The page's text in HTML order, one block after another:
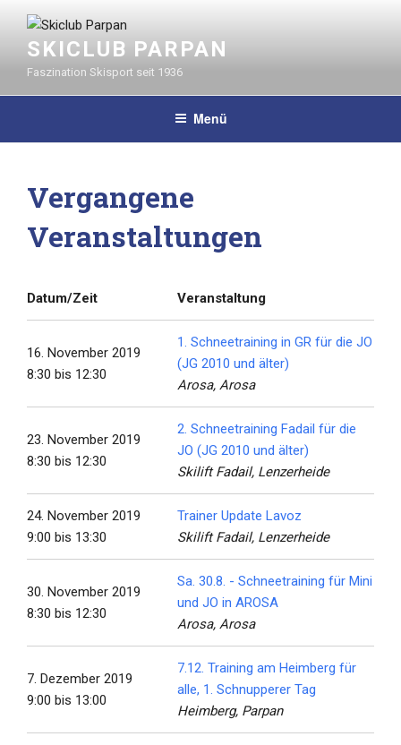
Inhalt
springenSKICLUB PARPAN
Faszination Skisport seit 1936
Menü
Vergangene
Veranstaltungen
Datum/Zeit Veranstaltung
16. November 2019
8:30 bis 12:30
1. Schneetraining in GR für die JO
(JG 2010 und älter)
Arosa, Arosa
23. November 2019
8:30 bis 12:30
2. Schneetraining Fadail für die
JO (JG 2010 und älter)
Skilift Fadail, Lenzerheide
24. November 2019
9:00 bis 13:30
Trainer Update Lavoz
Skilift Fadail, Lenzerheide
30. November 2019
8:30 bis 12:30
Sa. 30.8. - Schneetraining für Mini
und JO in AROSA
Arosa, Arosa
7. Dezember 2019
9:00 bis 13:00
7.12. Training am Heimberg für
alle, 1. Schnupperer Tag
Heimberg, Parpan